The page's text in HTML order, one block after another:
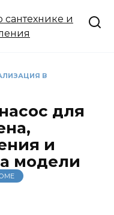
В
для
и
модели